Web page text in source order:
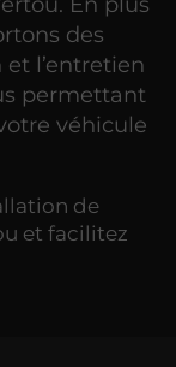
des
l’entretien
permettant
véhicule
de
et facilitez